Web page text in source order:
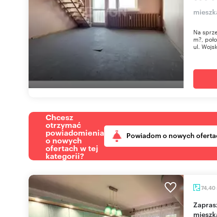
Na
m?,
ul.
Chcesz
otrzymać
powiadomienia
o nowych
ofertach w tej
kategorii?
Powiadom o nowych
74,40
Zapraszam do obejrzenia 3-pokojowego